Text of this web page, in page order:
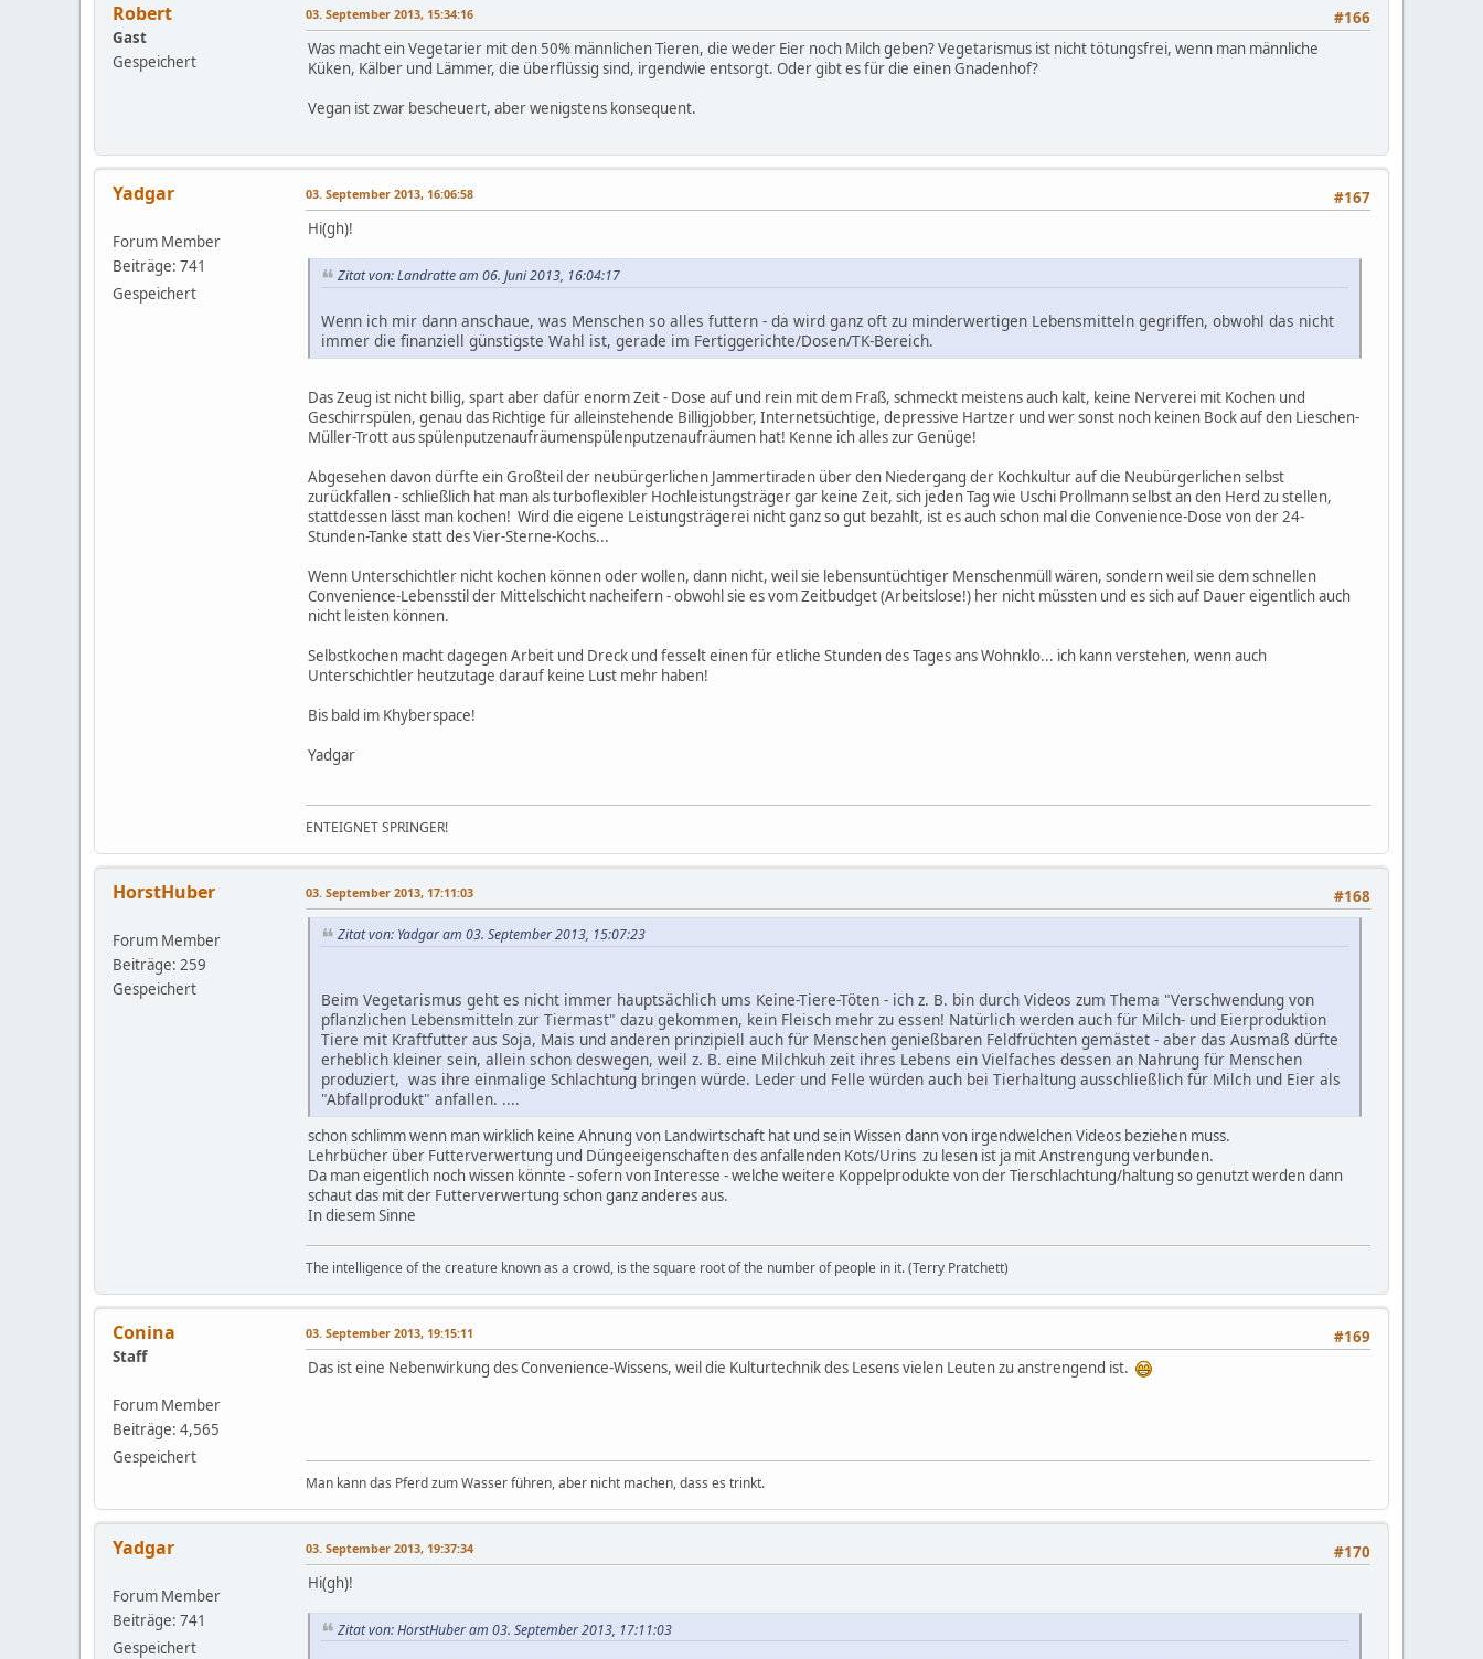
Robert
Gast
Gespeichert
#166
03. September 2013, 15:34:16
Was macht ein Vegetarier mit den 50% männlichen Tieren, die weder Eier noch Milch geben? Vegetarismus ist nicht tötungsfrei, wenn man männliche
Küken, Kälber und Lämmer, die überflüssig sind, irgendwie entsorgt. Oder gibt es für die einen Gnadenhof?
Vegan ist zwar bescheuert, aber wenigstens konsequent.
Yadgar
Forum Member
Beiträge: 741
Gespeichert
#167
03. September 2013, 16:06:58
Hi(gh)!
Zitat von: Landratte am 06. Juni 2013, 16:04:17
Wenn ich mir dann anschaue, was Menschen so alles futtern - da wird ganz oft zu minderwertigen Lebensmitteln gegriffen, obwohl das nicht
immer die finanziell günstigste Wahl ist, gerade im Fertiggerichte/Dosen/TK-Bereich.
Das Zeug ist nicht billig, spart aber dafür enorm Zeit - Dose auf und rein mit dem Fraß, schmeckt meistens auch kalt, keine Nerverei mit Kochen und
Geschirrspülen, genau das Richtige für alleinstehende Billigjobber, Internetsüchtige, depressive Hartzer und wer sonst noch keinen Bock auf den Lieschen-
Müller-Trott aus spülenputzenaufräumenspülenputzenaufräumen hat! Kenne ich alles zur Genüge!
Abgesehen davon dürfte ein Großteil der neubürgerlichen Jammertiraden über den Niedergang der Kochkultur auf die Neubürgerlichen selbst
zurückfallen - schließlich hat man als turboflexibler Hochleistungsträger gar keine Zeit, sich jeden Tag wie Uschi Prollmann selbst an den Herd zu stellen,
stattdessen lässt man kochen! Wird die eigene Leistungsträgerei nicht ganz so gut bezahlt, ist es auch schon mal die Convenience-Dose von der 24-
Stunden-Tanke statt des Vier-Sterne-Kochs...
Wenn Unterschichtler nicht kochen können oder wollen, dann nicht, weil sie lebensuntüchtiger Menschenmüll wären, sondern weil sie dem schnellen
Convenience-Lebensstil der Mittelschicht nacheifern - obwohl sie es vom Zeitbudget (Arbeitslose!) her nicht müssten und es sich auf Dauer eigentlich auch
nicht leisten können.
Selbstkochen macht dagegen Arbeit und Dreck und fesselt einen für etliche Stunden des Tages ans Wohnklo... ich kann verstehen, wenn auch
Unterschichtler heutzutage darauf keine Lust mehr haben!
Bis bald im Khyberspace!
Yadgar
ENTEIGNET SPRINGER!
HorstHuber
Forum Member
Beiträge: 259
Gespeichert
#168
03. September 2013, 17:11:03
Zitat von: Yadgar am 03. September 2013, 15:07:23
Beim Vegetarismus geht es nicht immer hauptsächlich ums Keine-Tiere-Töten - ich z. B. bin durch Videos zum Thema "Verschwendung von
pflanzlichen Lebensmitteln zur Tiermast" dazu gekommen, kein Fleisch mehr zu essen! Natürlich werden auch für Milch- und Eierproduktion
Tiere mit Kraftfutter aus Soja, Mais und anderen prinzipiell auch für Menschen genießbaren Feldfrüchten gemästet - aber das Ausmaß dürfte
erheblich kleiner sein, allein schon deswegen, weil z. B. eine Milchkuh zeit ihres Lebens ein Vielfaches dessen an Nahrung für Menschen
produziert, was ihre einmalige Schlachtung bringen würde. Leder und Felle würden auch bei Tierhaltung ausschließlich für Milch und Eier als
"Abfallprodukt" anfallen. ....
schon schlimm wenn man wirklich keine Ahnung von Landwirtschaft hat und sein Wissen dann von irgendwelchen Videos beziehen muss.
Lehrbücher über Futterverwertung und Düngeeigenschaften des anfallenden Kots/Urins zu lesen ist ja mit Anstrengung verbunden.
Da man eigentlich noch wissen könnte - sofern von Interesse - welche weitere Koppelprodukte von der Tierschlachtung/haltung so genutzt werden dann
schaut das mit der Futterverwertung schon ganz anderes aus.
In diesem Sinne
The intelligence of the creature known as a crowd, is the square root of the number of people in it. (Terry Pratchett)
Conina
Staff
Forum Member
Beiträge: 4,565
Gespeichert
#169
03. September 2013, 19:15:11
Das ist eine Nebenwirkung des Convenience-Wissens, weil die Kulturtechnik des Lesens vielen Leuten zu anstrengend ist.
Man kann das Pferd zum Wasser führen, aber nicht machen, dass es trinkt.
Yadgar
Forum Member
Beiträge: 741
Gespeichert
#170
03. September 2013, 19:37:34
Hi(gh)!
Zitat von: HorstHuber am 03. September 2013, 17:11:03